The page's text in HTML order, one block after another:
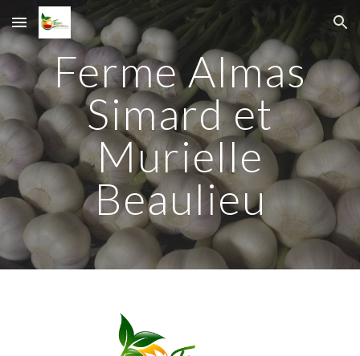
Skip to main content Skip to navigation
Ferme Almas
Simard et
Murielle
Beaulieu